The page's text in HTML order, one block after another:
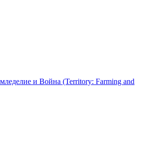
и Война (Territory: Farming and